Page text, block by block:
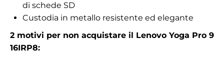
di schede SD
Custodia in metallo resistente ed elegante
2 motivi per non acquistare il Lenovo Yoga Pro 9
16IRP8: